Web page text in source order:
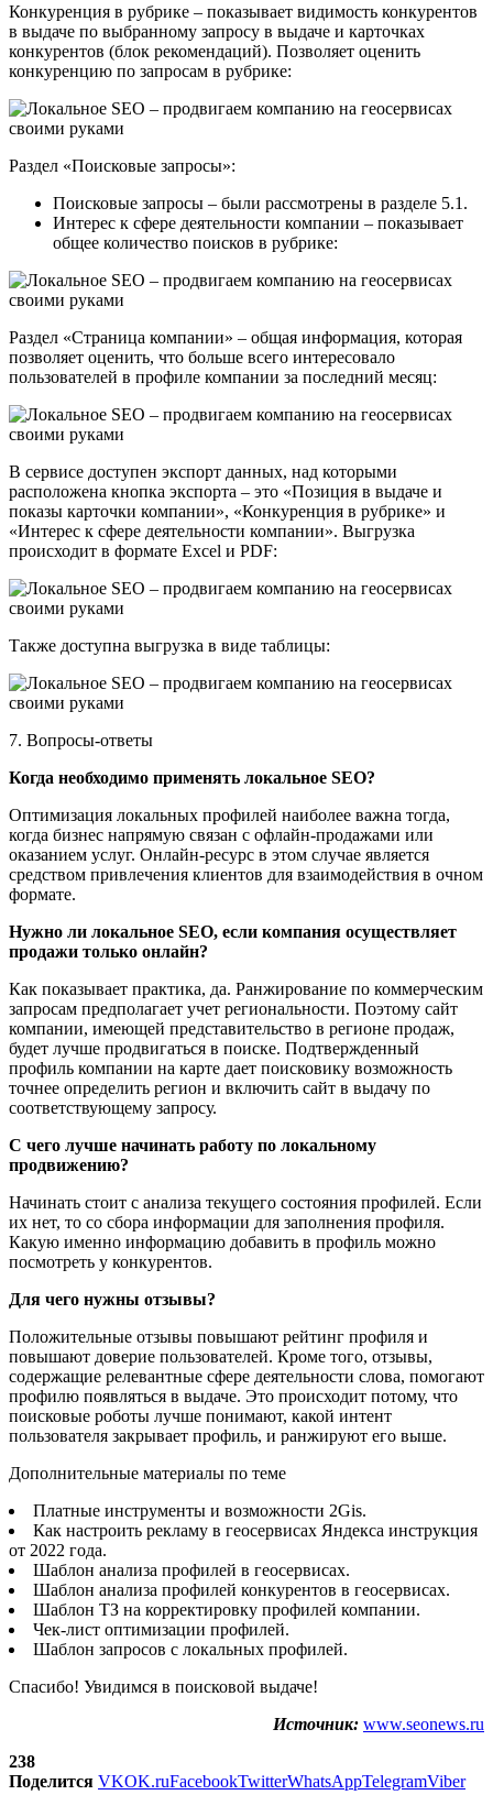
Конкуренция в рубрике – показывает видимость конкурентов
в выдаче по выбранному запросу в выдаче и карточках
конкурентов (блок рекомендаций). Позволяет оценить
конкуренцию по запросам в рубрике:
Раздел «Поисковые запросы»:
Поисковые запросы – были рассмотрены в разделе 5.1.
Интерес к сфере деятельности компании – показывает
общее количество поисков в рубрике:
Раздел «Страница компании» – общая информация, которая
позволяет оценить, что больше всего интересовало
пользователей в профиле компании за последний месяц:
В сервисе доступен экспорт данных, над которыми
расположена кнопка экспорта – это «Позиция в выдаче и
показы карточки компании», «Конкуренция в рубрике» и
«Интерес к сфере деятельности компании». Выгрузка
происходит в формате Excel и PDF:
Также доступна выгрузка в виде таблицы:
7. Вопросы-ответы
Когда необходимо применять локальное SEO?
Оптимизация локальных профилей наиболее важна тогда,
когда бизнес напрямую связан с офлайн-продажами или
оказанием услуг. Онлайн-ресурс в этом случае является
средством привлечения клиентов для взаимодействия в очном
формате.
Нужно ли локальное SEO, если компания осуществляет
продажи только онлайн?
Как показывает практика, да. Ранжирование по коммерческим
запросам предполагает учет региональности. Поэтому сайт
компании, имеющей представительство в регионе продаж,
будет лучше продвигаться в поиске. Подтвержденный
профиль компании на карте дает поисковику возможность
точнее определить регион и включить сайт в выдачу по
соответствующему запросу.
С чего лучше начинать работу по локальному
продвижению?
Начинать стоит с анализа текущего состояния профилей. Если
их нет, то со сбора информации для заполнения профиля.
Какую именно информацию добавить в профиль можно
посмотреть у конкурентов.
Для чего нужны отзывы?
Положительные отзывы повышают рейтинг профиля и
повышают доверие пользователей. Кроме того, отзывы,
содержащие релевантные сфере деятельности слова, помогают
профилю появляться в выдаче. Это происходит потому, что
поисковые роботы лучше понимают, какой интент
пользователя закрывает профиль, и ранжируют его выше.
Дополнительные материалы по теме
Платные инструменты и возможности 2Gis.
Как настроить рекламу в геосервисах Яндекса инструкция
от 2022 года.
Шаблон анализа профилей в геосервисах.
Шаблон анализа профилей конкурентов в геосервисах.
Шаблон ТЗ на корректировку профилей компании.
Чек-лист оптимизации профилей.
Шаблон запросов с локальных профилей.
Спасибо! Увидимся в поисковой выдаче!
Источник: www.seonews.ru
238
Поделится VKOK.ruFacebookTwitterWhatsAppTelegramViber